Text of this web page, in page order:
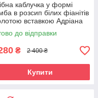
каблучка у формі
в розсип білих фіанітів
вставкою Адріана
до відправки
₴ 2 400 ₴
Купити